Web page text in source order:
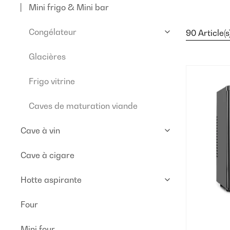
Mini frigo & Mini bar
Congélateur
Glacières
Frigo vitrine
Caves de maturation viande
Cave à vin
Cave à cigare
Hotte aspirante
Four
90